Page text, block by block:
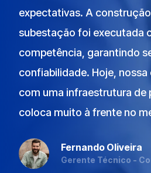
expectativas. A
subestação foi executada
competência, garantindo
confiabilidade. Hoje,
com uma infraestrutura de
coloca muito à frente no
Fernando Oliveira
Gerente Técnico -